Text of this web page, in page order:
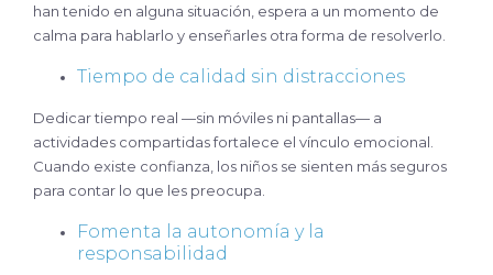
han tenido en alguna situación, espera a un momento de
calma para hablarlo y enseñarles otra forma de resolverlo.
Tiempo de calidad sin distracciones
Dedicar tiempo real —sin móviles ni pantallas— a
actividades compartidas fortalece el vínculo emocional.
Cuando existe confianza, los niños se sienten más seguros
para contar lo que les preocupa.
Fomenta la autonomía y la
responsabilidad